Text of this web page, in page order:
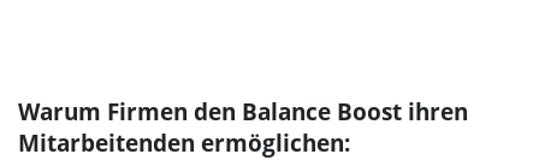
Warum Firmen den Balance Boost ihren
Mitarbeitenden ermöglichen: